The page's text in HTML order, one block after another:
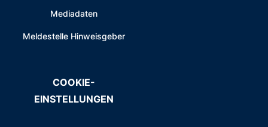
Mediadaten
Meldestelle Hinweisgeber
COOKIE-
EINSTELLUNGEN